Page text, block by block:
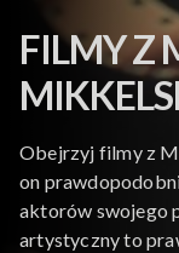
FILMY Z
Obejrzyj filmy z
on
aktorów swojego
artystyczny to